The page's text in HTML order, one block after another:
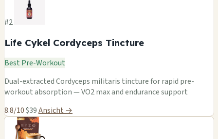
#2
Life Cykel Cordyceps Tincture
Best Pre-Workout
Dual-extracted Cordyceps militaris tincture for rapid pre-
workout absorption — VO2 max and endurance support
8.8/10$39Ansicht →